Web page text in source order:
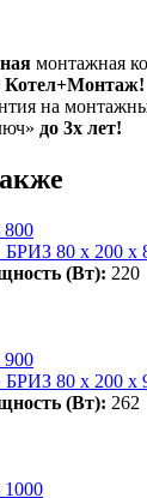
монтажная
Котел+Монтаж!
на
до 3х лет!
БРИЗ 80 х 200 х
(Вт): 220
БРИЗ 80 х 200 х
(Вт): 262